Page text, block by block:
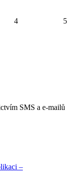
4 5
SMS a e-mailů
–